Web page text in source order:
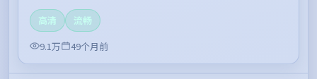
高清
流畅
9.1万
49个月前